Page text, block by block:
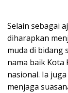
Selain sebagai
diharapkan
muda di bidang
nama baik Kota
nasional. Ia
menjaga